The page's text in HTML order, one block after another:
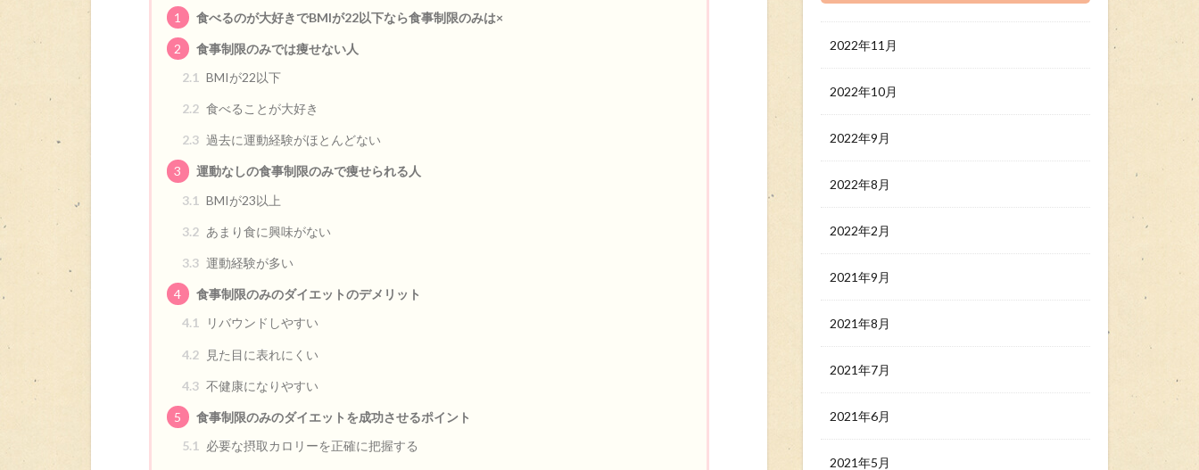
1 食べるのが大好きでBMIが22以下なら食事制限のみは×
2
食事制限のみでは痩せない人
2.1 BMIが22以下
2.2 食べることが大好き
2.3 過去に運動経験がほとんどない
3
運動なしの食事制限のみで痩せられる人
3.1 BMIが23以上
3.2 あまり食に興味がない
3.3 運動経験が多い
4
食事制限のみのダイエットのデメリット
4.1
リバウンドしやすい
4.2 見た目に表れにくい
4.3 不健康になりやすい
5
食事制限のみのダイエットを成功させるポイント
5.1
必要な摂取カロリーを正確に把握する
2022年11月
2022年10月
2022年9月
2022年8月
2022年2月
2021年9月
2021年8月
2021年7月
2021年6月
2021年5月